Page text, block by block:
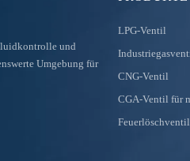
und
Umgebung für
LPG-Ventil
CNG-Ventil
CGA-Ventil für
Feuerlöschventil